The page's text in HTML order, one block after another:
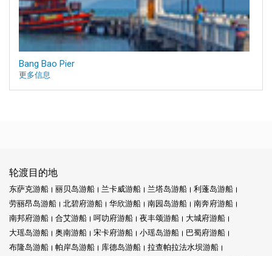
Bang Bao Pier
更多信息
轮渡目的地
东萨克游船 丽贝岛游船 兰卡威游船 兰塔岛游船
利蓬岛游船
劳丽昂岛游船
北碧府游船 华欣游船 南园岛游船
南奔府游船
南邦府游船
合艾游船 呵叻府游船 夜丰颂游船
大城府游船
大瑶岛游船
奥南游船 宋卡府游船 小瑶岛游船
巴蜀府游船
布隆岛游船
帕岸岛游船 库德岛游船
拉查帕拉法水坝游船